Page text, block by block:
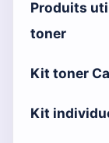
Produits
toner
Kit toner
Kit